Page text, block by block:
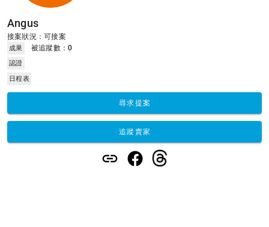
Angus
接案狀況：可接案
成果 被追蹤數：0
認證
日程表
尋求提案
追蹤賣家